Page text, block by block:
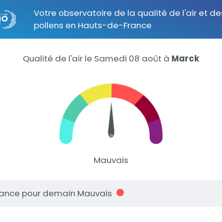
Votre observatoire de la qualité de l'air et
pollens en Hauts-de-France
Qualité de l'air le Samedi 08 août à Marck
Mauvais
pour demain Mauvais